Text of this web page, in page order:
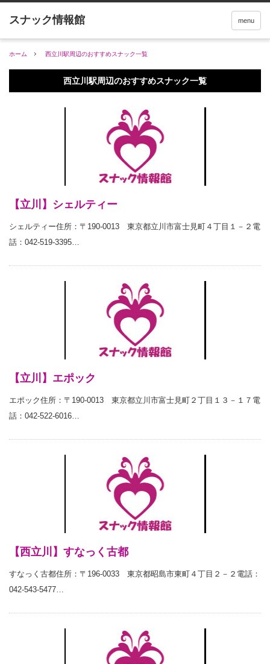
menu
ホーム 西立川駅周辺のおすすめスナック一覧
西立川駅周辺のおすすめスナック一覧
【立川】シェルティー
シェルティー住所：〒190-0013 東京都立川市富士見町４丁目１－２電
話：042-519-3395…
【立川】エポック
エポック住所：〒190-0013 東京都立川市富士見町２丁目１３－１７電
話：042-522-6016…
【西立川】すなっく古都
すなっく古都住所：〒196-0033 東京都昭島市東町４丁目２－２電話：
042-543-5477…